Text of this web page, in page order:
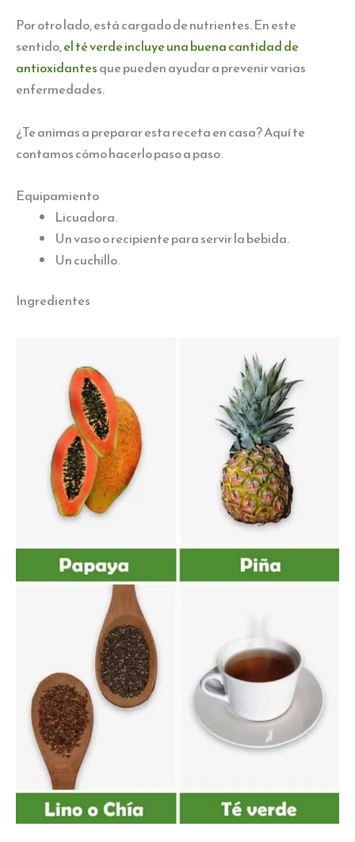
Por otro lado, está cargado de nutrientes. En este
sentido,el té verde incluye una buena cantidad de
antioxidantesque pueden ayudar a prevenir varias
enfermedades.
¿Te animas a preparar esta receta en casa? Aquí te
contamos cómo hacerlo paso a paso.
Equipamiento
Licuadora.
Un vaso o recipiente para servir la bebida.
Un cuchillo.
Ingredientes